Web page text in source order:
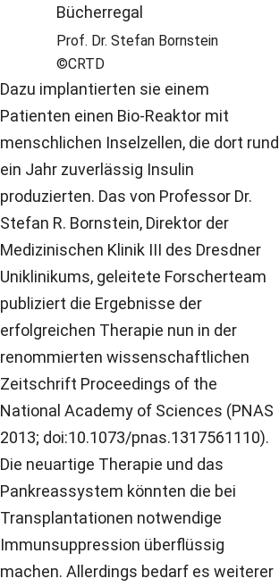
Prof. Dr. Stefan Bornstein
©CRTD
Dazu implantierten sie einem
Patienten einen Bio-Reaktor mit
menschlichen Inselzellen, die dort rund
ein Jahr zuverlässig Insulin
produzierten. Das von Professor Dr.
Stefan R. Bornstein, Direktor der
Medizinischen Klinik III des Dresdner
Uniklinikums, geleitete Forscherteam
publiziert die Ergebnisse der
erfolgreichen Therapie nun in der
renommierten wissenschaftlichen
Zeitschrift Proceedings of the
National Academy of Sciences (PNAS
2013; doi:10.1073/pnas.1317561110).
Die neuartige Therapie und das
Pankreassystem könnten die bei
Transplantationen notwendige
Immunsuppression überflüssig
machen. Allerdings bedarf es weiterer